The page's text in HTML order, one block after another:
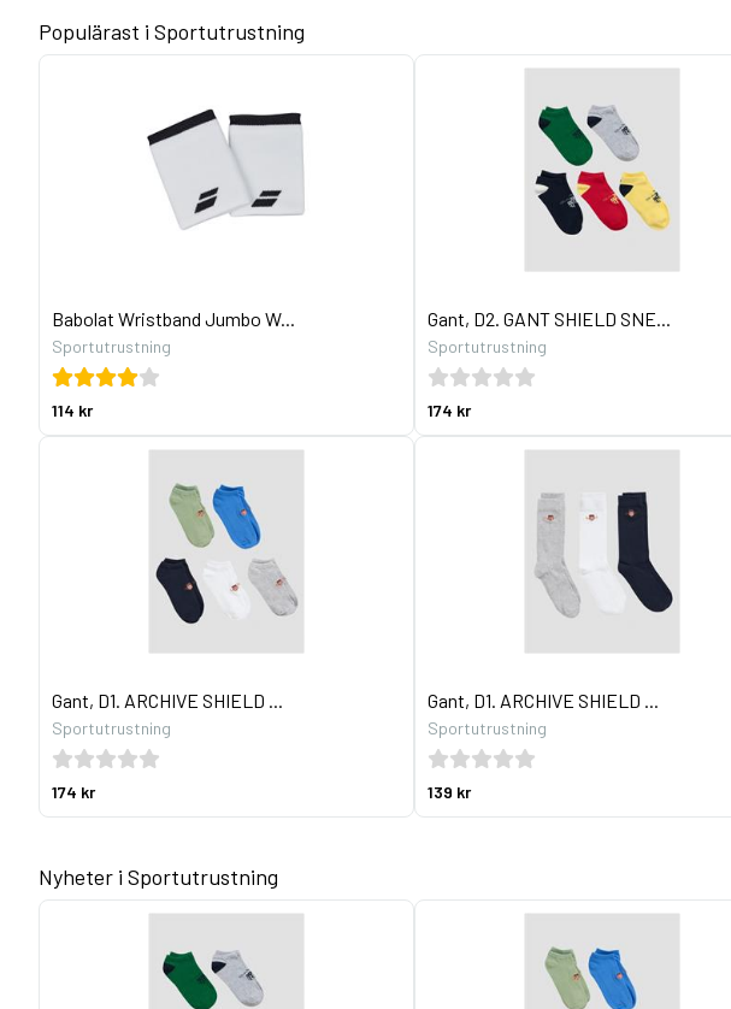
Populärast i Sportutrustning
Babolat Wristband Jumbo W...
Sportutrustning
114 kr
Gant, D2. GANT SHIELD SNE...
Sportutrustning
174 kr
Gant, D1. ARCHIVE SHIELD ...
Sportutrustning
174 kr
Gant, D1. ARCHIVE SHIELD ...
Sportutrustning
139 kr
Nyheter i Sportutrustning